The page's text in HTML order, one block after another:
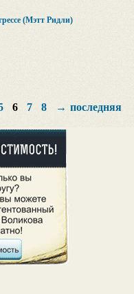
(Мэтт Ридли)
6 7 8 → последняя